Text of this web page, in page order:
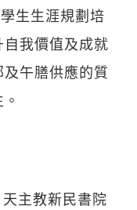
生生涯規劃培
我價值及成就
午膳供應的質
主教新民書院